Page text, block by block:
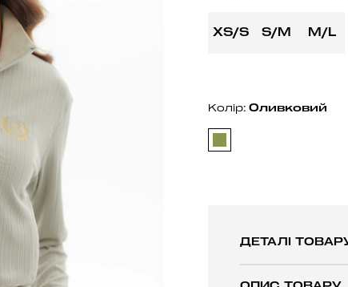
XS/S S/M M/L
Колір: Оливковий
ДЕТАЛІ